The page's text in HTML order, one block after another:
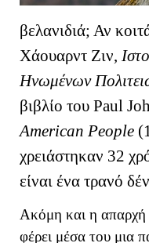
βελανιδιά; Αν
Χάουαρντ Ζιν,
Ηνωμένων
βιβλίο του Paul
American People
χρειάστηκαν 32
είναι ένα τρανό
Ακόμη και η απαρχή
φέρει μέσα του μια